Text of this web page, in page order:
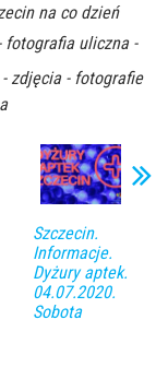
na co dzień
fotografia uliczna -
- zdjęcia - fotografie
Szczecin.
Informacje.
Dyżury aptek.
04.07.2020.
Sobota